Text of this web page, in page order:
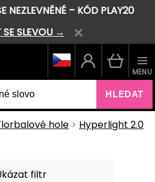
NEZLEVNĚNÉ – KÓD PLAY20
SLEVOU →
HLEDAT
MENU
hole
Hyperlight 2.0
filtr